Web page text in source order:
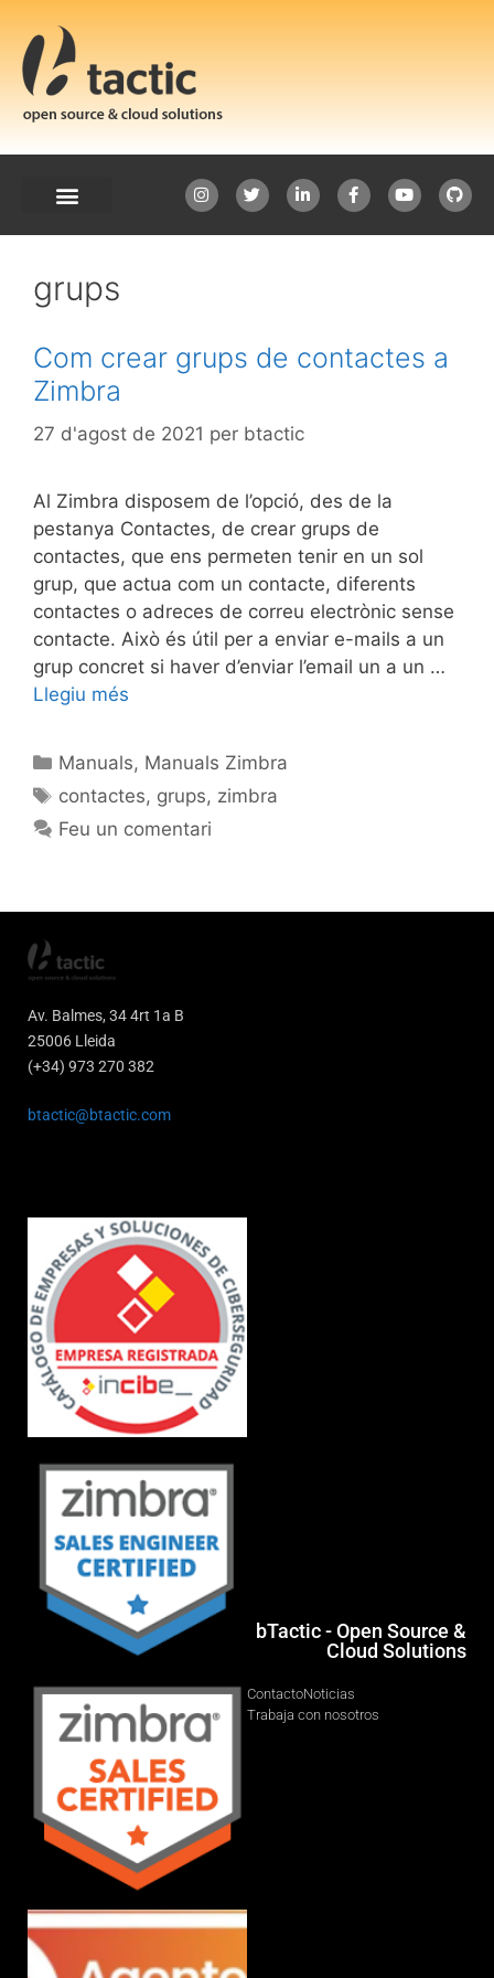
grups
Com crear grups de contactes a
Zimbra
27 d'agost de 2021 per btactic
Al Zimbra disposem de l’opció, des de la
pestanya Contactes, de crear grups de
contactes, que ens permeten tenir en un sol
grup, que actua com un contacte, diferents
contactes o adreces de correu electrònic sense
contacte. Això és útil per a enviar e-mails a un
grup concret si haver d’enviar l’email un a un …
Llegiu més
Manuals, Manuals Zimbra
contactes, grups, zimbra
Feu un comentari
Av. Balmes, 34 4rt 1a B
25006 Lleida
(+34) 973 270 382
btactic@btactic.com
bTactic - Open Source &
Cloud Solutions
ContactoNoticias
Trabaja con nosotros